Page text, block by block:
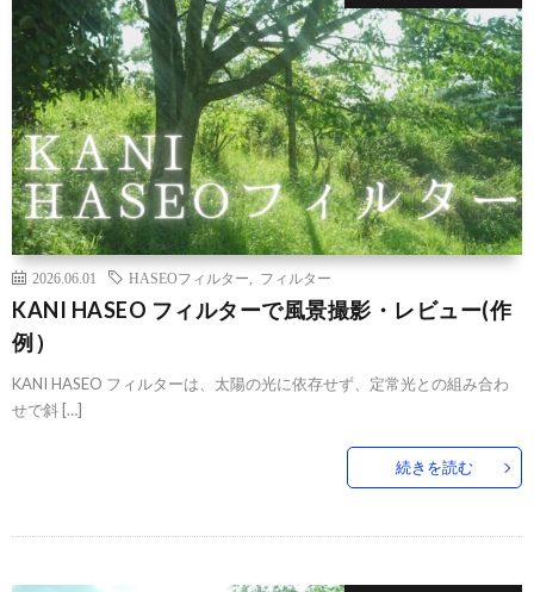
2026.06.01 HASEOフィルター フィルター
KANI HASEO フィルターで風景撮影・レビュー(作
例）
KANI HASEO フィルターは、太陽の光に依存せず、定常光との組み合わ
せで斜 […]
続きを読む